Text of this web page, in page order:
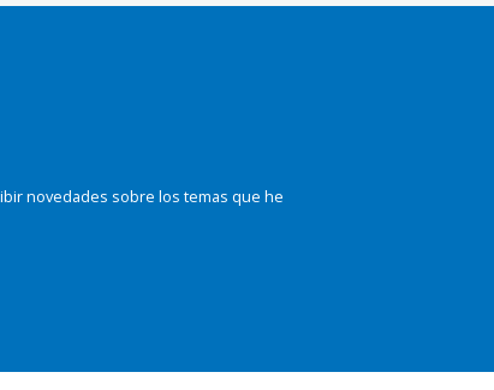
novedades sobre los temas que he